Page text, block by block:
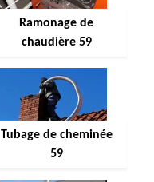
Ramonage de
chaudière 59
Tubage de cheminée
59